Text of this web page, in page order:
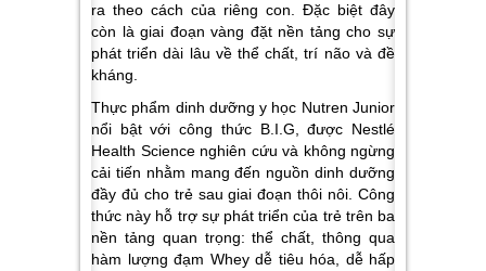
ra theo cách của riêng con. Đặc biệt đây
còn là giai đoạn vàng đặt nền tảng cho sự
phát triển dài lâu về thể chất, trí não và đề
kháng.
Thực phẩm dinh dưỡng y học Nutren Junior
nổi bật với công thức B.I.G, được Nestlé
Health Science nghiên cứu và không ngừng
cải tiến nhằm mang đến nguồn dinh dưỡng
đầy đủ cho trẻ sau giai đoạn thôi nôi. Công
thức này hỗ trợ sự phát triển của trẻ trên ba
nền tảng quan trọng: thể chất, thông qua
hàm lượng đạm Whey dễ tiêu hóa, dễ hấp